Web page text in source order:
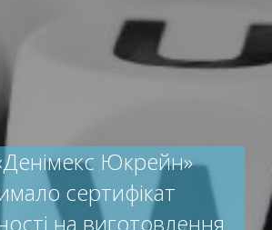
Юкрейн»
сертифікат
на виготовлення